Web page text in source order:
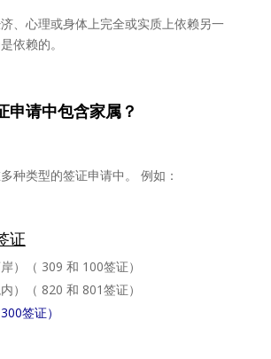
、心理或身体上完全或实质上依赖另一
依赖的。
申请中包含家属？
种类型的签证申请中。 例如：
证
）（ 309 和 100签证）
）（ 820 和 801签证）
签证）